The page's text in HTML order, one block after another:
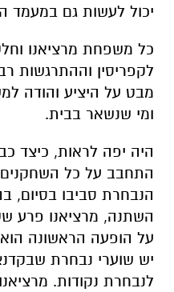
יכול לעשות גם במעמד
כל משפחת מרציאנו
לקפריסין וההתרגשות
מבט על היציע והודה
ומי שנשאר בבית.
היה יפה לראות, כיצד
התחבב על כל
הנבחרת סביבו
השתנה, מרציאנו פרע
יש שוערי נבחרת
לנבחרת נקודות.